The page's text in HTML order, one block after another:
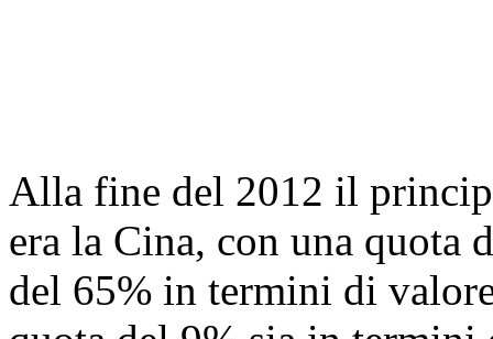
Alla fine del 2012 il
era la Cina, con una
del 65% in termini di